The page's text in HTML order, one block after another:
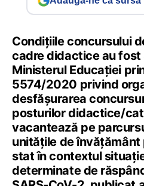
Condițiile concursului
cadre didactice au
Ministerul Educației
5574/2020 privind
desfășurarea
posturilor didactice/
vacantează pe
unitățile de
stat în contextul
determinate de